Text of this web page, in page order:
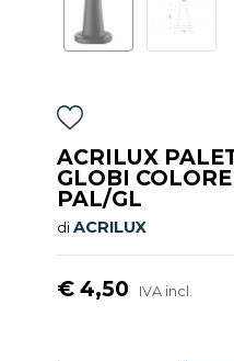
ACRILUX
GLOBI
PAL/GL
diACRILUX
€ 4,50 IVA incl.